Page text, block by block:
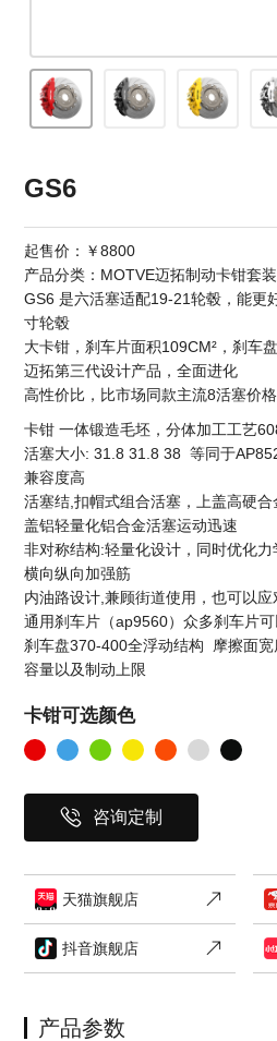
GS6
起售价：￥8800
产品分类：MOTVE迈拓制动卡钳套装
GS6 是六活塞适配19-21轮毂，能更
寸轮毂
大卡钳，刹车片面积109CM²，刹车
迈拓第三代设计产品，全面进化
高性价比，比市场同款主流8活塞价
卡钳 一体锻造毛坯，分体加工工艺
活塞大小: 31.8 31.8 38 等同于
兼容度高
活塞结,扣帽式组合活塞，上盖高硬
盖铝轻量化铝合金活塞运动迅速
非对称结构:轻量化设计，同时优化
横向纵向加强筋
内油路设计,兼顾街道使用，也可以
通用刹车片（ap9560）众多刹车片
刹车盘370-400全浮动结构 摩擦面
容量以及制动上限
卡钳可选颜色
咨询定制
天猫旗舰店
抖音旗舰店
产品参数